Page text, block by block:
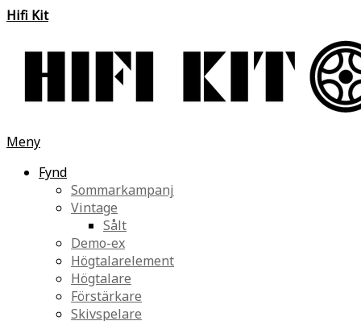
Hifi Kit
Meny
Fynd
Sommarkampanj
Vintage
Sålt
Demo-ex
Högtalarelement
Högtalare
Förstärkare
Skivspelare